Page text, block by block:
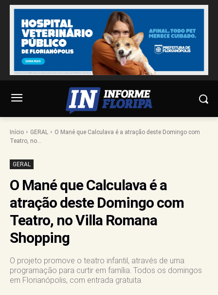
Início GERAL
O Mané que Calculava é a atração deste Domingo com
Teatro, no...
GERAL
O Mané que Calculava é a
atração deste Domingo com
Teatro, no Villa Romana
Shopping
O projeto promove o teatro infantil, através de uma
programação para curtir em família. Todos os domingos
em Florianópolis, com entrada gratuita.